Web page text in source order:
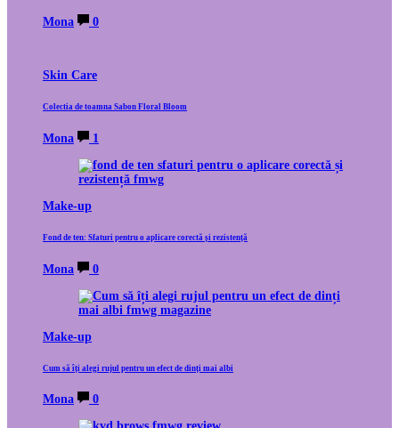
Mona 0
Skin Care
Colectia de toamna Sabon Floral Bloom
Mona 1
Make-up
Fond de ten: Sfaturi pentru o aplicare corectă și rezistență
Mona 0
Make-up
Cum să îți alegi rujul pentru un efect de dinți mai albi
Mona 0